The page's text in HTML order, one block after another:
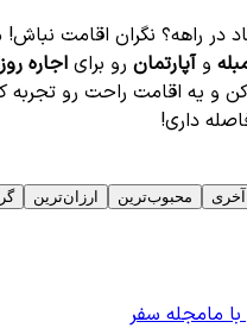
در راهه؟ نگران اقامت
وآپارتمان رو برای اجاره
و یه اقامت راحت رو
داری!
محبوب‌ترین ارزان‌ترین
مامجله سفر